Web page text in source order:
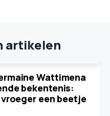
artikelen
Wattimena
bekentenis:
een beetje